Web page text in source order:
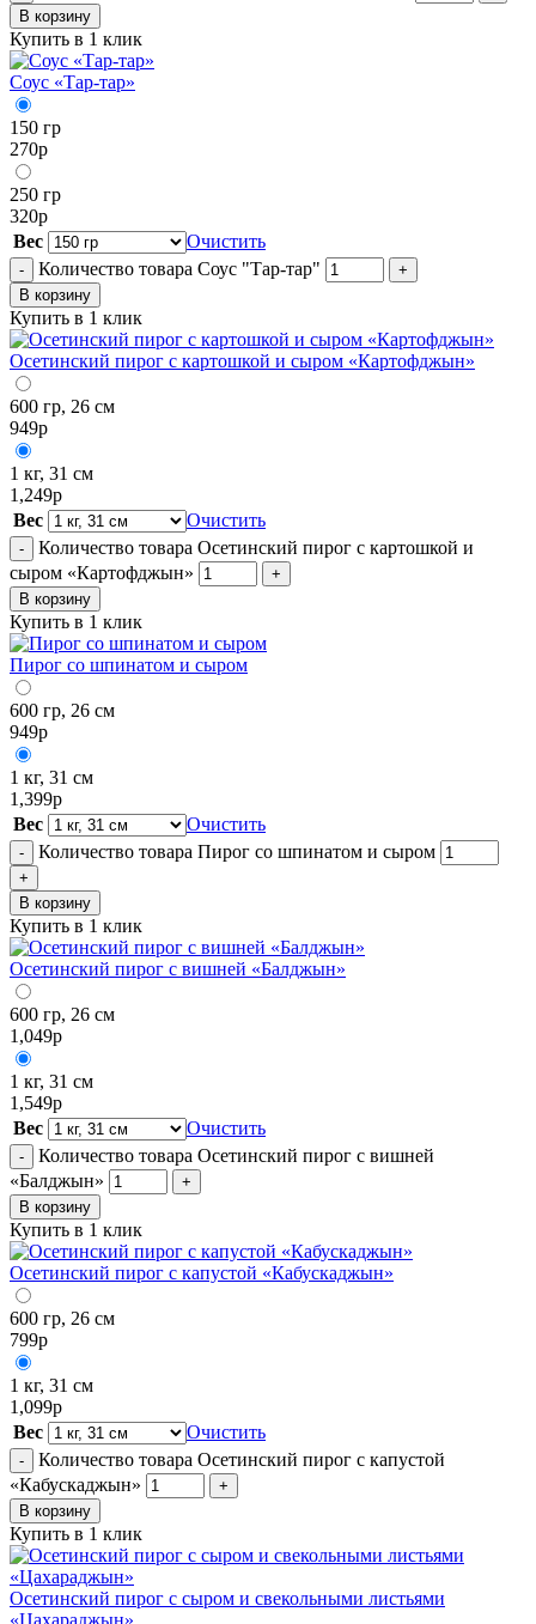
В корзину
Купить в 1 клик
Соус «Тар-тар»
150 гр
270р
250 гр
320р
Вес
Очистить
- Количество товара Соус "Тар-тар"
+
В корзину
Купить в 1 клик
Осетинский пирог с картошкой и сыром «Картофджын»
600 гр, 26 см
949р
1 кг, 31 см
1,249р
Вес
Очистить
-
Количество товара Осетинский пирог с картошкой и
сыром «Картофджын»
+
В корзину
Купить в 1 клик
Пирог со шпинатом и сыром
600 гр, 26 см
949р
1 кг, 31 см
1,399р
Вес
Очистить
- Количество товара Пирог со шпинатом и сыром
+
В корзину
Купить в 1 клик
Осетинский пирог с вишней «Балджын»
600 гр, 26 см
1,049р
1 кг, 31 см
1,549р
Вес
Очистить
-
Количество товара Осетинский пирог с вишней
«Балджын»
+
В корзину
Купить в 1 клик
Осетинский пирог с капустой «Кабускаджын»
600 гр, 26 см
799р
1 кг, 31 см
1,099р
Вес
Очистить
-
Количество товара Осетинский пирог с капустой
«Кабускаджын»
+
В корзину
Купить в 1 клик
Осетинский пирог с сыром и свекольными листьями
«Цахараджын»